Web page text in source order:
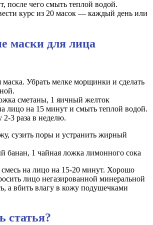
после чего смыть теплой водой.
курс из 20 масок — каждый день или
маски для лица
Убрать мелке морщинки и сделать
сметаны, 1 яичный желток
лицо на 15 минут и смыть теплой водой.
2-3 раза в неделю.
сузить поры и устранить жирный
банан, 1 чайная ложка лимонного сока
на лицо на 15-20 минут. Хорошо
лицо негазированной минеральной
а вбить влагу в кожу подушечками
статья?